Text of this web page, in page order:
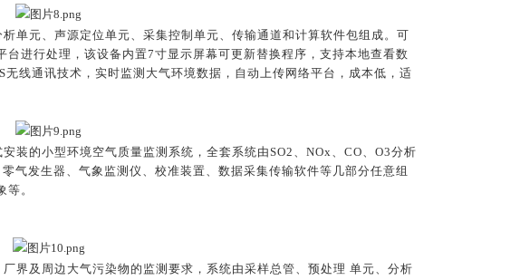
单元、声源定位单元、采集控制单元、传输通道和计算软件包组成。可
进行处理，该设备内置7寸显示屏幕可更新替换程序，支持本地查看数
线通讯技术，实时监测大气环境数据，自动上传网络平台，成本低，适
装的小型环境空气质量监测系统，全套系统由SO2、NOx、CO、O3分析
气发生器、气象监测仪、校准装置、数据采集传输软件等几部分任意组
。
界及周边大气污染物的监测要求，系统由采样总管、预处理 单元、分析